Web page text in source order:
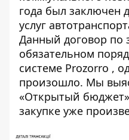
года был заключен
услуг
Данный договор по
обязательном
системе Prozorro ,
произошло. Мы
«Открытый
закупке уже